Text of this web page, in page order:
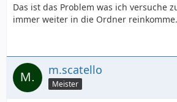
Das ist das Problem was ich versuche
immer weiter in die Ordner reinkomme.
m.scatello
Meister